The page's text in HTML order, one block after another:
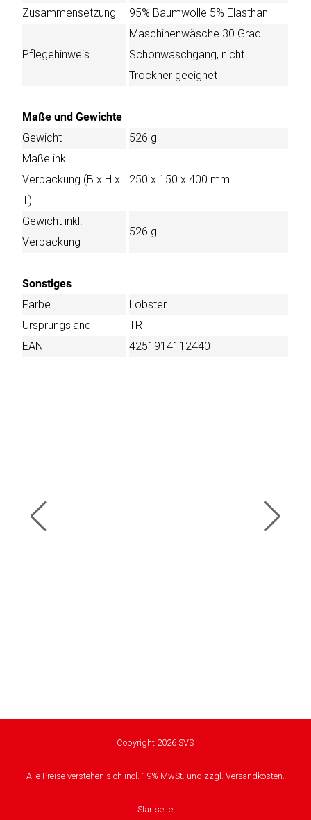
Zusammensetzung
95% Baumwolle 5% Elasthan
Pflegehinweis
Maschinenwäsche 30 Grad
Schonwaschgang, nicht
Trockner geeignet
Maße und Gewichte
Gewicht
526 g
Maße inkl.
Verpackung (B x H x
T)
250 x 150 x 400 mm
Gewicht inkl.
Verpackung
526 g
Sonstiges
Farbe
Lobster
Ursprungsland
TR
EAN
4251914112440
Copyright 2026 SVS
Alle Preise verstehen sich incl. 19% MwSt. und zzgl. Versandkosten.
Startseite